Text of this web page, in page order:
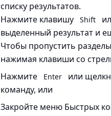
списку результатов.
Нажмите клавишу
Shift
выделенный результат и
Чтобы пропустить
нажимая клавиши со
Нажмите
Enter
или
команду, или
Закройте меню Быстрых